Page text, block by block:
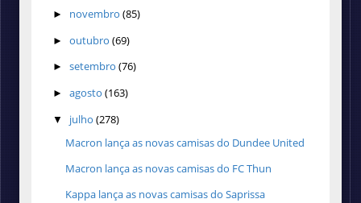
► novembro (85)
► outubro (69)
► setembro (76)
► agosto (163)
▼ julho (278)
Macron lança as novas camisas do Dundee United
Macron lança as novas camisas do FC Thun
Kappa lança as novas camisas do Saprissa